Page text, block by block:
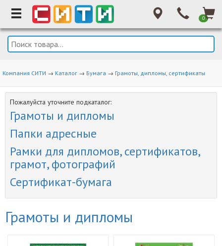
0
Компания СИТИ → Каталог → Бумага → Грамоты, дипломы, сертификаты
Пожалуйста уточните подкаталог:
Грамоты и дипломы
Папки адресные
Рамки для дипломов, сертификатов,
грамот, фотографий
Сертификат-бумага
Грамоты и дипломы